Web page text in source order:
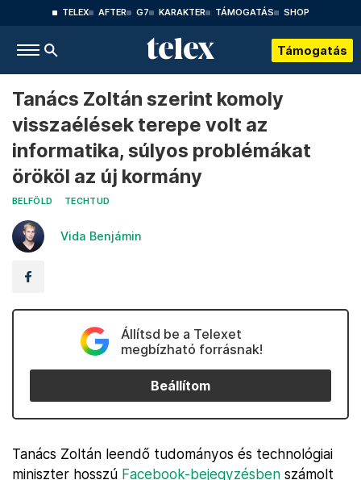
TELEX AFTER G7 KARAKTER TÁMOGATÁS SHOP
Támogatás
Tanács Zoltán szerint komoly
visszaélések terepe volt az
informatika, súlyos problémákat
örököl az új kormány
BELFÖLD TECHTUD
Vida Benjámin
Állítsd be a Telexet
megbízható forrásnak!
Beállítom
Tanács Zoltán leendő tudományos és technológiai
miniszter hosszú Facebook-bejegyzésben számolt